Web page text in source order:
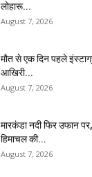
लोहारू...
August 7, 2026
मौत से एक दिन पहले
आखिरी...
August 7, 2026
मारकंडा नदी फिर उफान
हिमाचल की...
August 7, 2026